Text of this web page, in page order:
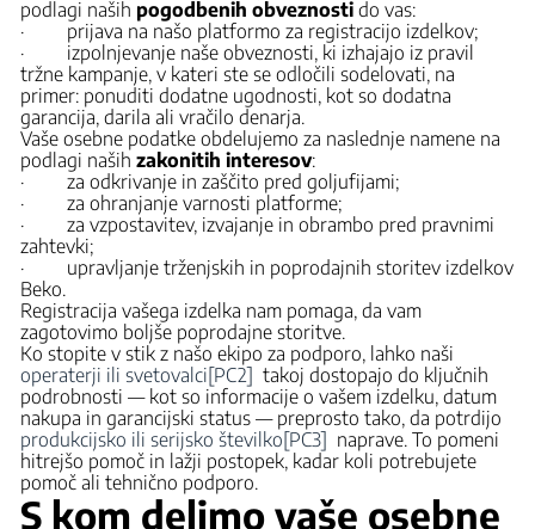
podlagi naših pogodbenih obveznosti do vas:
· prijava na našo platformo za registracijo izdelkov;
· izpolnjevanje naše obveznosti, ki izhajajo iz pravil
tržne kampanje, v kateri ste se odločili sodelovati, na
primer: ponuditi dodatne ugodnosti, kot so dodatna
garancija, darila ali vračilo denarja.
Vaše osebne podatke obdelujemo za naslednje namene na
podlagi naših zakonitih interesov:
· za odkrivanje in zaščito pred goljufijami;
· za ohranjanje varnosti platforme;
· za vzpostavitev, izvajanje in obrambo pred pravnimi
zahtevki;
· upravljanje trženjskih in poprodajnih storitev izdelkov
Beko.
Registracija vašega izdelka nam pomaga, da vam
zagotovimo boljše poprodajne storitve.
Ko stopite v stik z našo ekipo za podporo, lahko naši
operaterji ili svetovalci[PC2] takoj dostopajo do ključnih
podrobnosti — kot so informacije o vašem izdelku, datum
nakupa in garancijski status — preprosto tako, da potrdijo
produkcijsko ili serijsko številko[PC3] naprave. To pomeni
hitrejšo pomoč in lažji postopek, kadar koli potrebujete
pomoč ali tehnično podporo.
S kom delimo vaše osebne